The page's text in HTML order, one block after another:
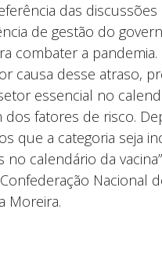
das
de gestão do
combater a
causa desse atraso,
essencial no
dos fatores de risco.
que a categoria seja
calendário da
Nacional
Moreira.